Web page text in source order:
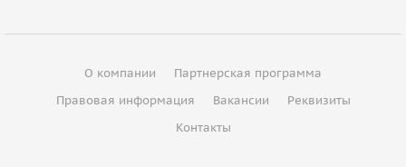
О компании
Партнерская программа
Правовая информация
Вакансии
Реквизиты
Контакты